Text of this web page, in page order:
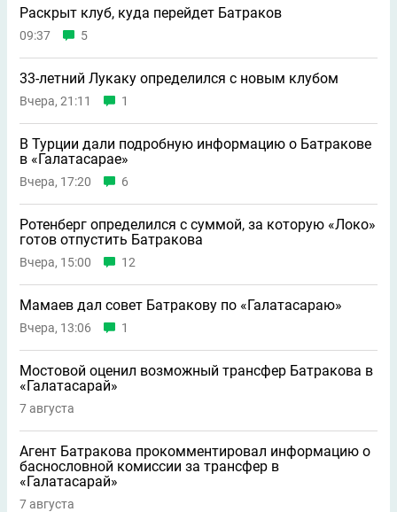
Раскрыт клуб, куда перейдет Батраков
09:37 5
33-летний Лукаку определился с новым клубом
Вчера, 21:11 1
В Турции дали подробную информацию о Батракове
в «Галатасарае»
Вчера, 17:20 6
Ротенберг определился с суммой, за которую «Локо»
готов отпустить Батракова
Вчера, 15:00 12
Мамаев дал совет Батракову по «Галатасараю»
Вчера, 13:06 1
Мостовой оценил возможный трансфер Батракова в
«Галатасарай»
7 августа
Агент Батракова прокомментировал информацию о
баснословной комиссии за трансфер в
«Галатасарай»
7 августа